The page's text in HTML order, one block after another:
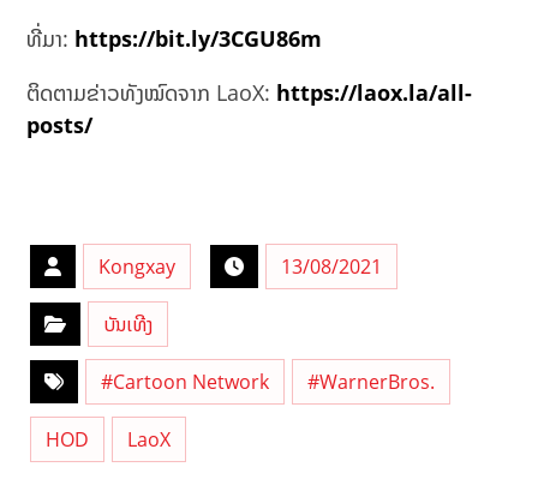
ທີ່ມາ: https://bit.ly/3CGU86m
ຕິດຕາມຂ່າວທັງໝົດຈາກ LaoX: https://laox.la/all-
posts/
Kongxay 13/08/2021
ບັນເທີງ
#Cartoon Network #WarnerBros.
HOD LaoX